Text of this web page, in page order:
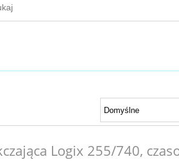
Logix 255/740,